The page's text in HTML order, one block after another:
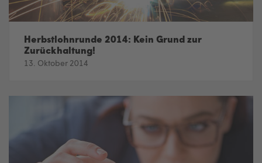
Herbstlohnrunde 2014: Kein Grund zur
Zurückhaltung!
13. Oktober 2014